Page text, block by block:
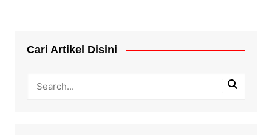
Cari Artikel Disini